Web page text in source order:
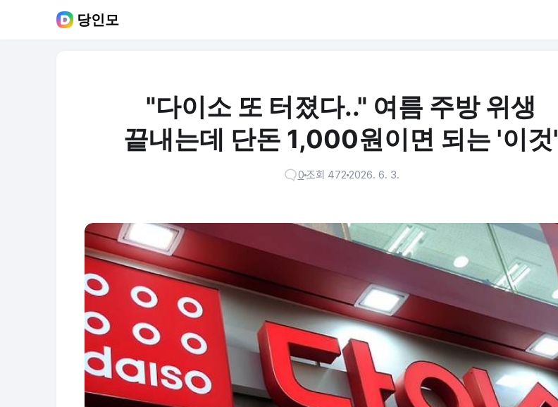
당인모
"다이소 또 터졌다.." 여름 주방 위생
끝내는데 단돈 1,000원이면 되는 '이것'
0조회 4722026. 6. 3.